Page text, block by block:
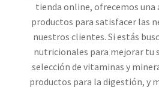
tienda online, ofrecemos una
productos para satisfacer las
nuestros clientes. Si estás
nutricionales para mejorar tu
selección de vitaminas y
productos para la digestión, y